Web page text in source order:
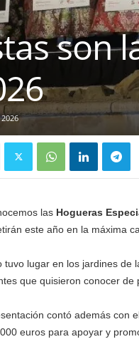
son
las Hogueras
este año en la máxima
tuvo lugar en los jardines de
que quisieron conocer
contó además con
euros para apoyar y